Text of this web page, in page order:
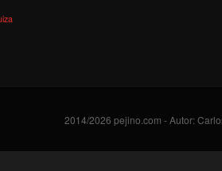
2014/2026 pejino.com - Autor: